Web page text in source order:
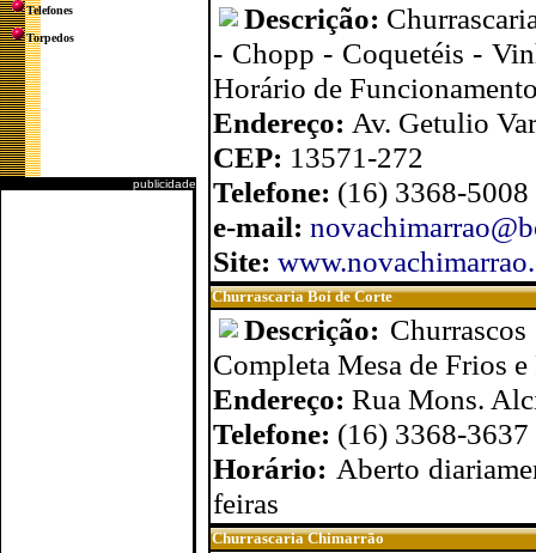
Telefones
Torpedos
publicidade
Descrição:
- Chopp - Coquetéis -
Horário de
Endereço: Av. Getulio
CEP: 13571-272
Telefone: (16) 3368-5008
e-mail:
Site:
Churrascaria Boi de Corte
Descrição:
Completa Mesa de Frios
Endereço: Rua Mons.
Telefone: (16) 3368-3637
Horário: Aberto
feiras
Churrascaria Chimarrão